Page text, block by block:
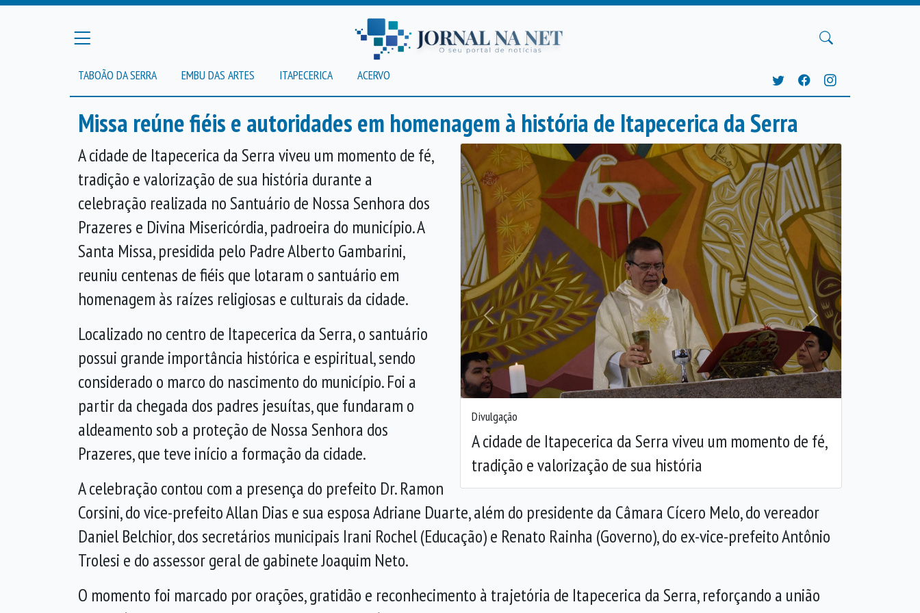
TABOÃO DA SERRA EMBU DAS ARTES ITAPECERICA ACERVO
Missa reúne fiéis e autoridades em homenagem à história de Itapecerica da Serra
Divulgação
A cidade de Itapecerica da Serra viveu um momento de fé,
tradição e valorização de sua história
Anterior Próxima
A cidade de Itapecerica da Serraviveu um momento de fé,
tradição e valorização de sua história durante a
celebração realizada no Santuário de Nossa Senhora dos
Prazeres e Divina Misericórdia, padroeira do município. A
Santa Missa, presidida pelo Padre Alberto Gambarini,
reuniu centenas de fiéis que lotaram o santuário em
homenagem às raízes religiosas e culturais da cidade.
Localizado no centro de Itapecerica da Serra, o santuário
possui grande importância histórica e espiritual, sendo
considerado o marco do nascimento do município. Foi a
partir da chegada dos padres jesuítas, que fundaram o
aldeamento sob a proteção de Nossa Senhora dos
Prazeres, que teve início a formação da cidade.
A celebração contou com a presença do prefeito Dr. Ramon
Corsini, do vice-prefeitoAllan Dias e sua esposa Adriane Duarte, além do presidente da Câmara Cícero Melo, do vereador
Daniel Belchior, dos secretários municipais Irani Rochel (Educação) e Renato Rainha (Governo), do ex-vice-prefeito Antônio
Trolesi e do assessor geral de gabinete Joaquim Neto.
O momento foi marcado por orações, gratidão e reconhecimento à trajetória de Itapecerica da Serra, reforçando a união